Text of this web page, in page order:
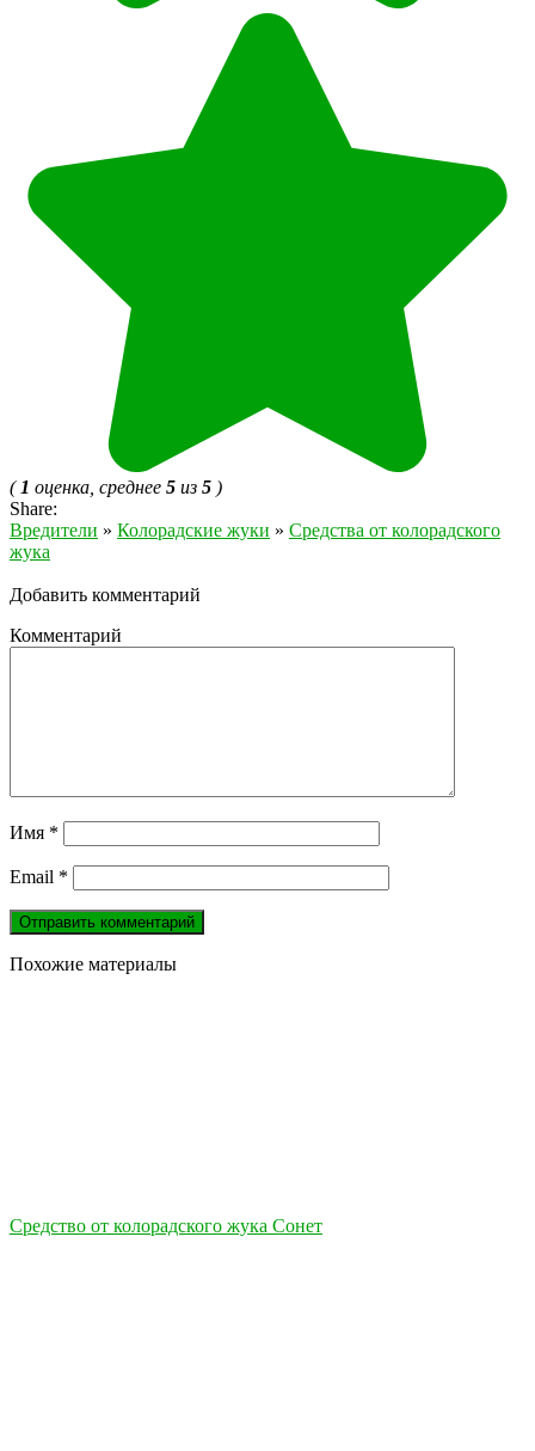
( 1 оценка, среднее 5 из 5 )
Share:
Вредители » Колорадские жуки » Средства от колорадского
жука
Добавить комментарий
Комментарий
Имя *
Email *
Похожие материалы
Средство от колорадского жука Сонет